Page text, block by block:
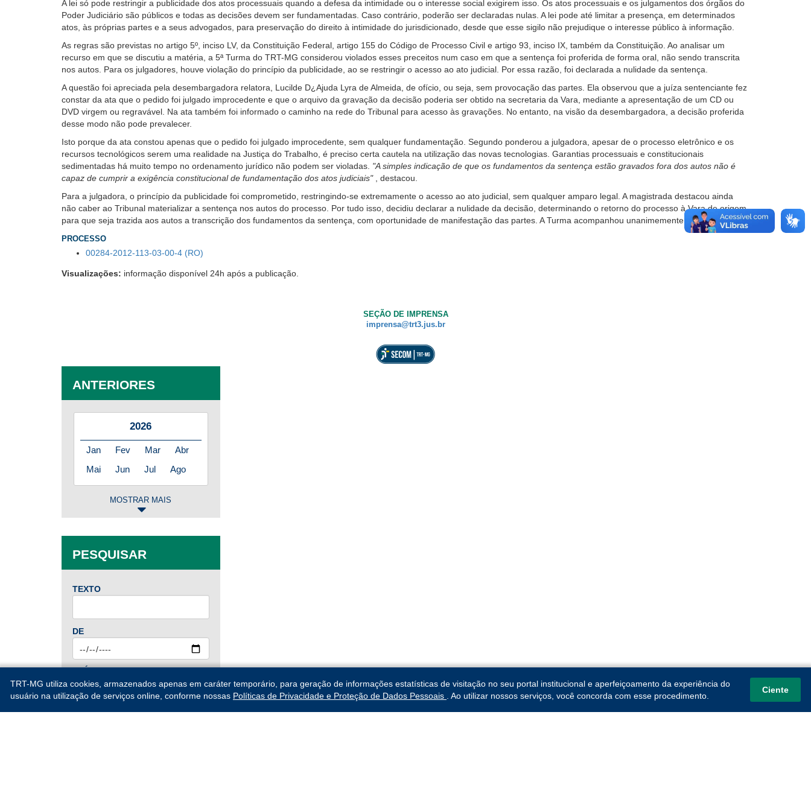
usando
leitor
de
tela,
ignore
Ele
é
um
recurso
de
acessibilidade
para
pessoas
com
baixa
visão.
A lei só pode restringir a publicidade dos atos processuais quando a defesa da intimidade ou o interesse social exigirem isso. Os atos processuais e os julgamentos dos órgãos do
Poder Judiciário são públicos e todas as decisões devem ser fundamentadas. Caso contrário, poderão ser declaradas nulas. A lei pode até limitar a presença, em determinados
atos, às próprias partes e a seus advogados, para preservação do direito à intimidade do jurisdicionado, desde que esse sigilo não prejudique o interesse público à informação.
As regras são previstas no artigo 5º, inciso LV, da Constituição Federal, artigo 155 do Código de Processo Civil e artigo 93, inciso IX, também da Constituição. Ao analisar um
recurso em que se discutiu a matéria, a 5ª Turma do TRT-MG considerou violados esses preceitos num caso em que a sentença foi proferida de forma oral, não sendo transcrita
nos autos. Para os julgadores, houve violação do princípio da publicidade, ao se restringir o acesso ao ato judicial. Por essa razão, foi declarada a nulidade da sentença.
A questão foi apreciada pela desembargadora relatora, Lucilde D¿Ajuda Lyra de Almeida, de ofício, ou seja, sem provocação das partes. Ela observou que a juíza sentenciante fez
constar da ata que o pedido foi julgado improcedente e que o arquivo da gravação da decisão poderia ser obtido na secretaria da Vara, mediante a apresentação de um CD ou
DVD virgem ou regravável. Na ata também foi informado o caminho na rede do Tribunal para acesso às gravações. No entanto, na visão da desembargadora, a decisão proferida
desse modo não pode prevalecer.
Isto porque da ata constou apenas que o pedido foi julgado improcedente, sem qualquer fundamentação. Segundo ponderou a julgadora, apesar de o processo eletrônico e os
recursos tecnológicos serem uma realidade na Justiça do Trabalho, é preciso certa cautela na utilização das novas tecnologias. Garantias processuais e constitucionais
sedimentadas há muito tempo no ordenamento jurídico não podem ser violadas. "A simples indicação de que os fundamentos da sentença estão gravados fora dos autos não é
capaz de cumprir a exigência constitucional de fundamentação dos atos judiciais"
, destacou.
Para a julgadora, o princípio da publicidade foi comprometido, restringindo-se extremamente o acesso ao ato judicial, sem qualquer amparo legal. A magistrada destacou ainda
não caber ao Tribunal materializar a sentença nos autos do processo. Por tudo isso, decidiu declarar a nulidade da decisão, determinando o retorno do processo à Vara de origem
para que seja trazida aos autos a transcrição dos fundamentos da sentença, com oportunidade de manifestação das partes. A Turma acompanhou unanimemente o entendimento.
PROCESSO
00284-2012-113-03-00-4 (RO)
Visualizações: informação disponível 24h após a publicação.
SEÇÃO DE IMPRENSA
imprensa@trt3.jus.br
ANTERIORES
2026
Jan Fev Mar
Abr
Mai
Jun Jul Ago
2025
Jan Fev Mar
Abr
Mai
Jun Jul
2024
Jan Fev Mar
Abr
Mai
Jun Jul
Ago
Set
Nov
MOSTRAR MAIS
PESQUISAR
TEXTO
DE
ATÉ
TRT-MG utiliza cookies, armazenados apenas em caráter temporário, para geração de informações estatísticas de visitação no seu portal institucional e aperfeiçoamento da experiência do
usuário na utilização de serviços online, conforme nossas Políticas de Privacidade e Proteção de Dados Pessoais . Ao utilizar nossos serviços, você concorda com esse procedimento.
Ciente